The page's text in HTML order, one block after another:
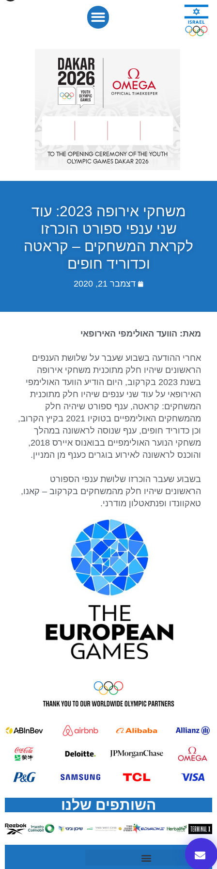
משחקי אירופה 2023: עוד
שני ענפי ספורט הוכרזו
לקראת המשחקים – קראטה
וכדוריד חופים
דצמבר 21, 2020
מאת: הוועד האולימפי האירופאי
אחרי ההודעה בשבוע שעבר על שלושת הענפים
הראשונים שיהיו חלק מתוכנית משחקי אירופה
בשנת 2023 בקרקוב, היום הודיע הוועד האולימפי
האירופאי על עוד שני ענפים שיהיו חלק מתוכנית
המשחקים: קראטה, ענף ספורט שיהיה חלק
מהמשחקים האולימפיים בטוקיו 2021 בקיץ הקרוב,
וכן כדוריד חופים, ענף שנוסה לראשונה במהלך
משחקי הנוער האולימפיים בבואנוס איירס 2018,
והוכנס לראשונה לאירוע בוגרים כענף מן המניין.
בשבוע שעבר הוכרזו שלושת ענפי הספורט
הראשונים שיהיו חלק מהמשחקים בקרקוב – קאנו,
טאקוונדו ופנתאטלון מודרני.
השותפים שלנו